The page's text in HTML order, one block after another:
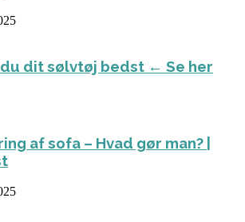
dit sølvtøj bedst ← Se her
af sofa – Hvad gør man? |